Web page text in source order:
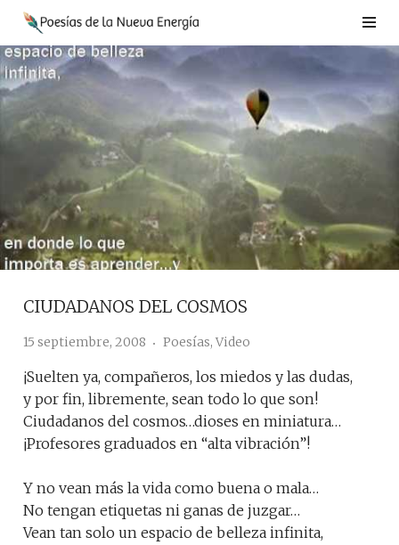
Saltar
contenido
CIUDADANOS DEL COSMOS
15 septiembre, 2008 Poesías, Video
¡Suelten ya, compañeros, los miedos y las dudas,
y por fin, libremente, sean todo lo que son!
Ciudadanos del cosmos…dioses en miniatura…
¡Profesores graduados en “alta vibración”!
Y no vean más la vida como buena o mala…
No tengan etiquetas ni ganas de juzgar…
Vean tan solo un espacio de belleza infinita,